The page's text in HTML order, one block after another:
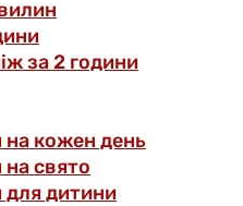
за 2 години
кожен день
свято
дитини